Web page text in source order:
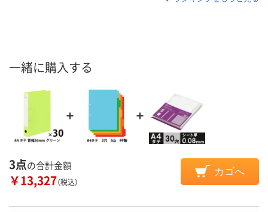
一緒に購入する
3点の合計金額
￥13,327（税込）
カゴへ